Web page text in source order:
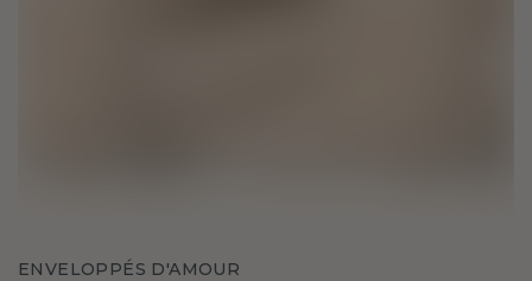
ENVELOPPÉS D'AMOUR